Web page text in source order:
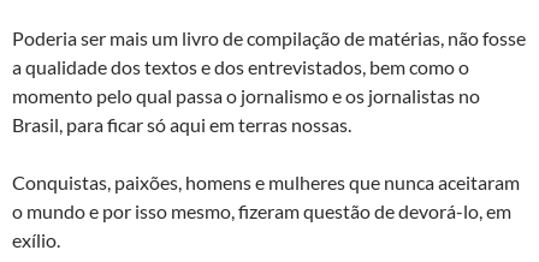
Poderia ser mais um livro de compilação de matérias, não fosse
a qualidade dos textos e dos entrevistados, bem como o
momento pelo qual passa o jornalismo e os jornalistas no
Brasil, para ficar só aqui em terras nossas.
Conquistas, paixões, homens e mulheres que nunca aceitaram
o mundo e por isso mesmo, fizeram questão de devorá-lo, em
exílio.